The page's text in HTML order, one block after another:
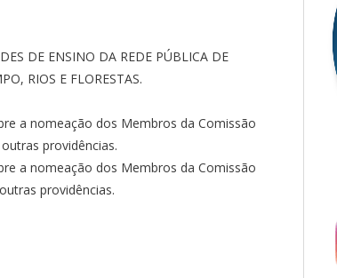
DE ENSINO DA REDE PÚBLICA DE
RIOS E FLORESTAS.
a nomeação dos Membros da Comissão
providências.
a nomeação dos Membros da Comissão
providências.